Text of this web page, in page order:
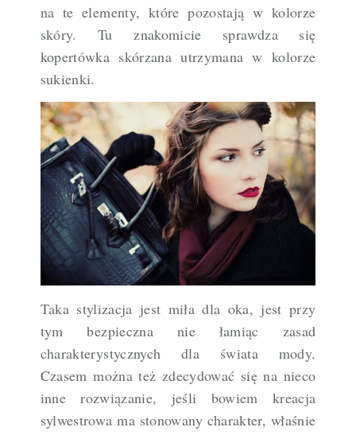
na te elementy, które pozostają w kolorze
skóry. Tu znakomicie sprawdza się
kopertówka skórzana utrzymana w kolorze
sukienki.
Taka stylizacja jest miła dla oka, jest przy
tym bezpieczna nie łamiąc zasad
charakterystycznych dla świata mody.
Czasem można też zdecydować się na nieco
inne rozwiązanie, jeśli bowiem kreacja
sylwestrowa ma stonowany charakter, właśnie